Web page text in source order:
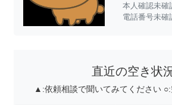
本人確認未確
電話番号未確
直近の空き状
▲:依頼相談で聞いてみてください ○: